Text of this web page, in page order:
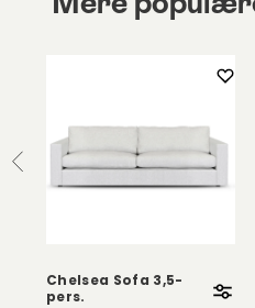
Chelsea Sofa 3,5-
pers.